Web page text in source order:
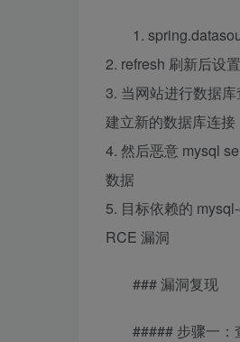
1.
2. refresh 刷新后设
3. 当网站进行数据
建立新的数据库连接
4. 然后恶意 mysql
数据
5. 目标依赖的
RCE 漏洞
### 漏洞复现
##### 步骤一：